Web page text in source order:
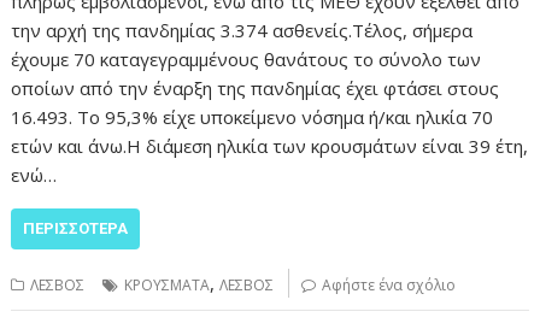
την αρχή της πανδημίας 3.374 ασθενείς.Τέλος, σήμερα
έχουμε 70 καταγεγραμμένους θανάτους το σύνολο των
οποίων από την έναρξη της πανδημίας έχει φτάσει στους
16.493. Το 95,3% είχε υποκείμενο νόσημα ή/και ηλικία 70
ετών και άνω.Η διάμεση ηλικία των κρουσμάτων είναι 39 έτη,
ενώ…
ΠΕΡΙΣΣΌΤΕΡΑ
ΛΕΣΒΟΣ ΚΡΟΥΣΜΑΤΑ,ΛΕΣΒΟΣ Αφήστε ένα σχόλιο